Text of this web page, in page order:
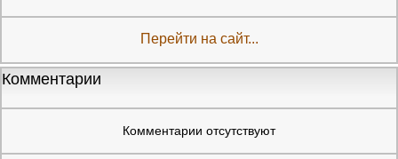
Перейти на сайт...
Комментарии
Комментарии отсутствуют